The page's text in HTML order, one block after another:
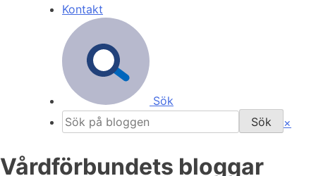
Kontakt
Sök
×
Vårdförbundets bloggar